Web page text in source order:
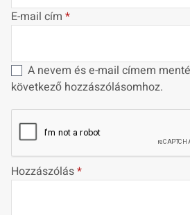
E-mail cím *
A nevem és e-mail címem
következő hozzászólásomhoz.
Hozzászólás*